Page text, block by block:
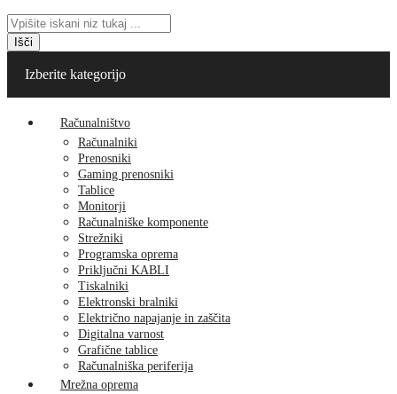
Išči
Izberite kategorijo
Računalništvo
Računalniki
Prenosniki
Gaming prenosniki
Tablice
Monitorji
Računalniške komponente
Strežniki
Programska oprema
Priključni KABLI
Tiskalniki
Elektronski bralniki
Električno napajanje in zaščita
Digitalna varnost
Grafične tablice
Računalniška periferija
Mrežna oprema